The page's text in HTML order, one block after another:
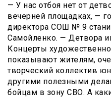
— У нас отбоя нет от
вечерней площадках, —
директора СОШ № 9
Самойленко. — Детвора
Концерты
показывают жителям,
творческий коллектив
другими полезными
бойцам в зону СВО. А